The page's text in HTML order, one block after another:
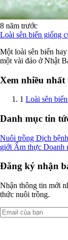
8 năm trước
Loài sên biển giống
Một loài sên biển
một vài đảo ở Nhật
Xem nhiều nhất
1 Loài sên
Danh mục tin
Nuôi trồng Dịch bệnh
giới Ẩm thực Doanh
Đăng ký nhận
Nhận thông tin mới
thức nuôi trồng.